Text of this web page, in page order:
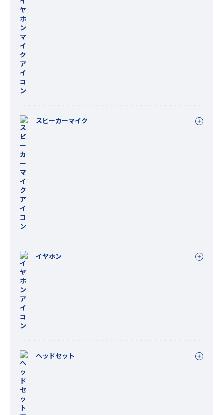
スピーカーマイク
イヤホン
ヘッドセット